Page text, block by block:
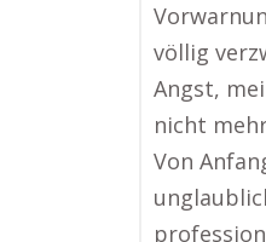
völlig
Angst,
nicht
Von